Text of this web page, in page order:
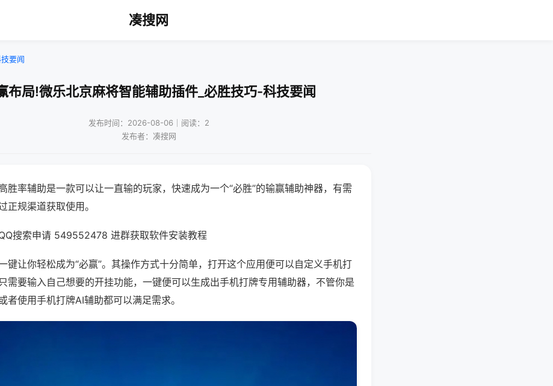
凑搜网
要闻
布局!微乐北京麻将智能辅助插件_必胜技巧-科技要闻
发布时间：2026-08-06｜阅读：2
发布者：凑搜网
胜率辅助是一款可以让一直输的玩家，快速成为一个“必胜”的输赢辅助神器，有需
正规渠道获取使用。
搜索申请 549552478 进群获取软件安装教程
键让你轻松成为“必赢”。其操作方式十分简单，打开这个应用便可以自定义手机打
需要输入自己想要的开挂功能，一键便可以生成出手机打牌专用辅助器，不管你是
者使用手机打牌AI辅助都可以满足需求。